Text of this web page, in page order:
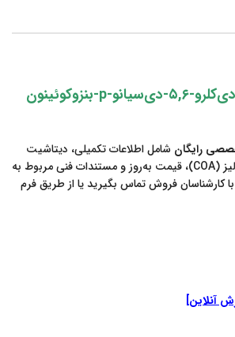
نحوه سفارش ۲,۳-دی‌کلرو-۵,۶-دی‌سیانو-p-بنزوکوئینون
رایگان شامل اطلاعات تکمیلی، دیتاشیت
(Data Sheet)، برگه آنالیز (COA)، قیمت به‌روز و مستندات فنی مربوط به
کارشناسان فروش تماس بگیرید یا از طریق فرم
آنلاین]